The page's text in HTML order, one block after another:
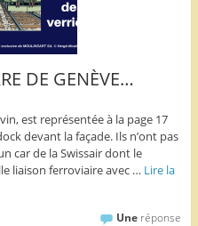
DE GENÈVE…
est représentée à la page 17
devant la façade. Ils n’ont pas
car de la Swissair dont le
liaison ferroviaire avec … Lire la
Une réponse